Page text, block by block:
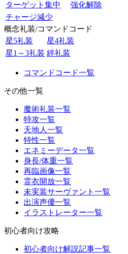
ターゲット集中
強化解除
チャージ減少
概念礼装/コマンドコード
星5礼装
星4礼装
星1～3礼装 絆礼装
コマンドコード一覧
その他一覧
魔術礼装一覧
特攻一覧
天地人一覧
特性一覧
エネミーデータ一覧
身長/体重一覧
再臨画像一覧
霊衣開放一覧
未実装サーヴァント一覧
出演声優一覧
イラストレーター一覧
初心者向け攻略
初心者向け解説記事一覧